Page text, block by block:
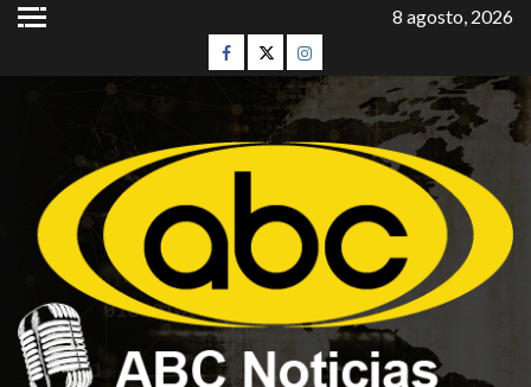
8 agosto, 2026